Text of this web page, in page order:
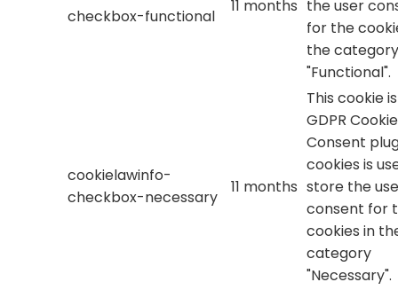
checkbox-functional
11 months the user
for the
the category
"Functional".
cookielawinfo-
checkbox-necessary
11 months
This cookie
GDPR Cookie
Consent
cookies is
store the
consent for
cookies in
category
"Necessary".